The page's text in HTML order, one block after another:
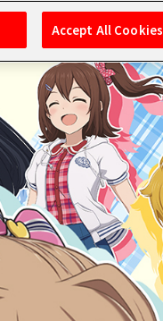
Accept All Cookies